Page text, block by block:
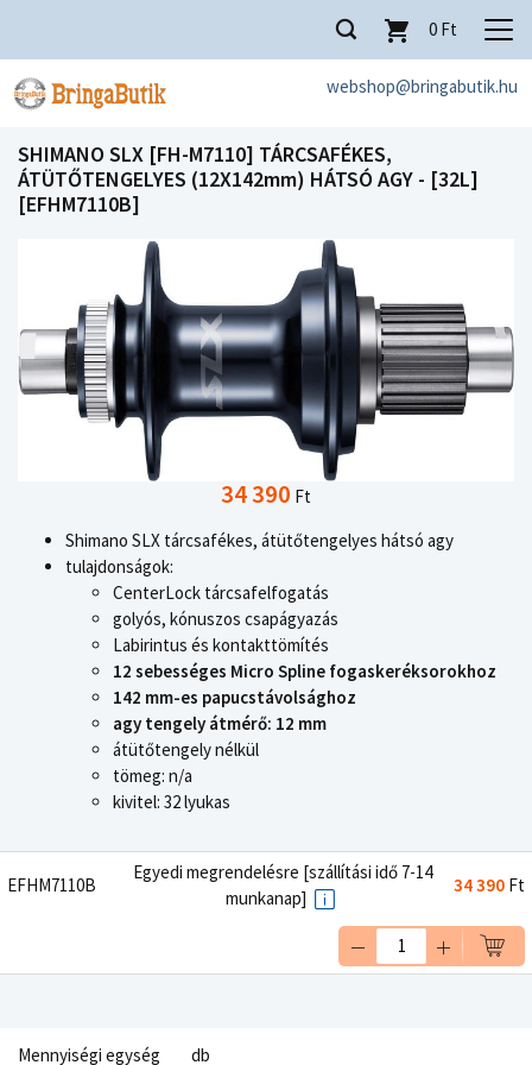
webshop@bringabutik.hu
0 Ft
SHIMANO SLX [FH-M7110] TÁRCSAFÉKES,
ÁTÜTŐTENGELYES (12X142mm) HÁTSÓ AGY - [32L]
[EFHM7110B]
34 390 Ft
Shimano SLX tárcsafékes, átütőtengelyes hátsó agy
tulajdonságok:
CenterLock tárcsafelfogatás
golyós, kónuszos csapágyazás
Labirintus és kontakttömítés
12 sebességes Micro Spline fogaskeréksorokhoz
142 mm-es papucstávolsághoz
agy tengely átmérő: 12 mm
átütőtengely nélkül
tömeg: n/a
kivitel: 32 lyukas
EFHM7110B
Egyedi megrendelésre [szállítási idő 7-14
munkanap]
34 390 Ft
Mennyiségi egység db